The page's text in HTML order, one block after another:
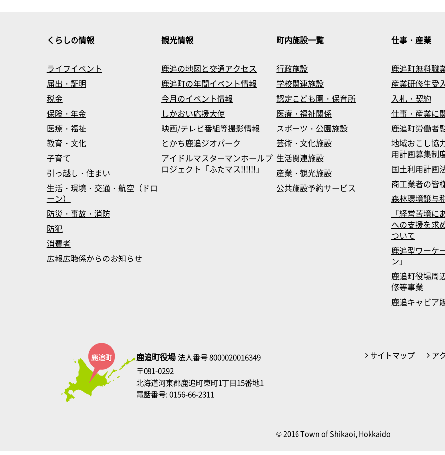
くらしの情報
ライフイベント
届出・証明
税金
保険・年金
医療・福祉
教育・文化
子育て
引っ越し・住まい
生活・環境・交通・航空（ドロ
ーン）
防災・事故・消防
防犯
消費者
広報広聴係からのお知らせ
観光情報
鹿追の地図と交通アクセス
鹿追町の年間イベント情報
今月のイベント情報
しかおい応援大使
映画/テレビ番組等撮影情報
とかち鹿追ジオパーク
アイドルマスターマンホールプ
ロジェクト「ふたマス!!!!!!」
町内施設一覧
行政施設
学校関連施設
認定こども園・保育所
医療・福祉関係
スポーツ・公園施設
芸術・文化施設
生活関連施設
産業・観光施設
公共施設予約サービス
仕事・産業
鹿追町無料職
産業研修生受
入札・契約
仕事・産業に
鹿追町労働者
地域おこし協
用計画募集制
国土利用計画
商工業者の皆
森林環境譲与
「経営苦境に
への支援を求
ついて
鹿追型ワーケ
ン」
鹿追町役場周
修等事業
鹿追キャビア
サイトマップ ア
鹿追町役場法人番号 8000020016349
〒081-0292
北海道河東郡鹿追町東町1丁目15番地1
電話番号: 0156-66-2311
© 2016 Town of Shikaoi, Hokkaido